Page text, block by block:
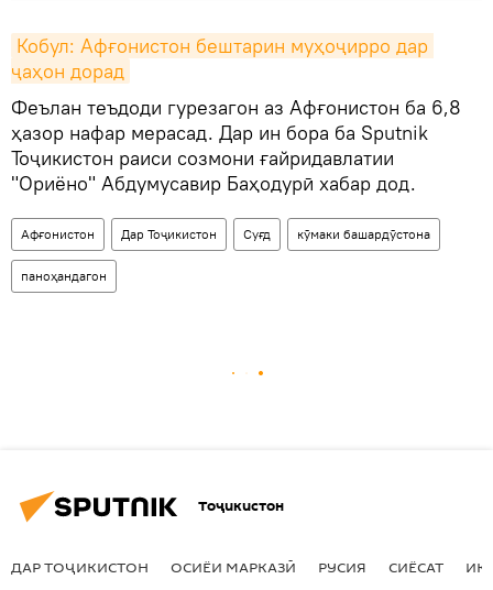
Кобул: Афғонистон бештарин муҳоҷирро дар
ҷаҳон дорад
Феълан теъдоди гурезагон аз Афғонистон ба 6,8
ҳазор нафар мерасад. Дар ин бора ба Sputnik
Тоҷикистон раиси созмони ғайридавлатии
"Ориёно" Абдумусавир Баҳодурӣ хабар дод.
Афғонистон Дар Тоҷикистон Суғд кӯмаки башардӯстона
паноҳандагон
Тоҷикистон
ДАР ТОҶИКИСТОН ОСИЁИ МАРКАЗӢ РУСИЯ СИЁСАТ